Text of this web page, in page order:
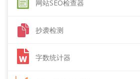
网站SEO检查器
抄袭检测
字数统计器